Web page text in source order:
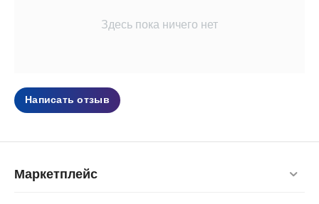
Здесь пока ничего нет
Написать отзыв
Маркетплейс